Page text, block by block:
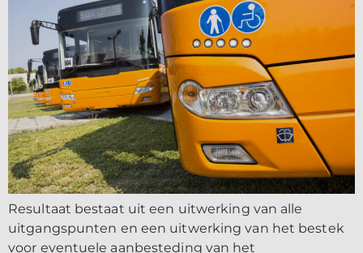
Resultaat bestaat uit een uitwerking van alle
uitgangspunten en een uitwerking van het bestek
voor eventuele aanbesteding van het